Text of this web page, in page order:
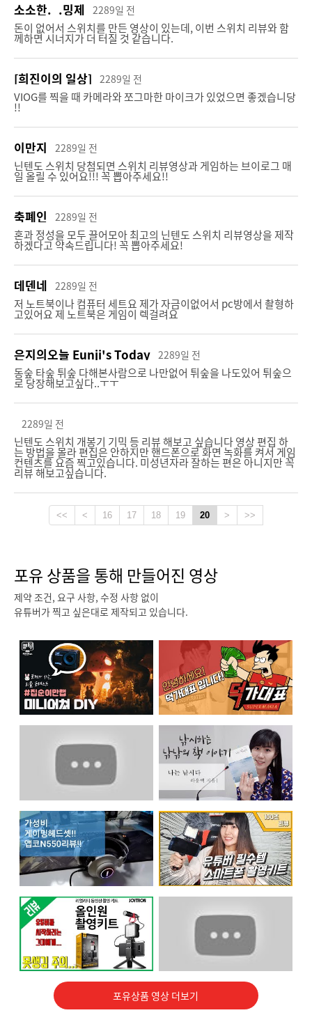
소니액션 FDR-X3000
크레브에서 제공하는 소니액션캠 FDR-X3000
9470 %
947
조이트론 ASMR 마이크
4900 %
청축 기계식키보드
프로페셔널 청축 기계식 키보드 JTMK-101 조이트론
980 %
유튜버를 위한 조이트론 스마트폰 올인원 촬영키트
2550 %
캠페인 종료
앱코 초경량 게이밍 헤드셋
930 %
93명 신청
캠페인 종료
로지텍 게이밍 마우스
1870 %
187명 신청
캠페인 종료
컴소닉 스탠드 마이크
2490 %
249명 신청
캠페인 종료
에어샾 스마트마스크
마스크가 필수인 요즘, 특별한 마스크 받아보세요.
566 %
51명 신청
캠페인 종료
로지텍 웹캠 C920
로지텍 웹캠 C920 PRO WEBCAM 받고 영상을 찍어주세요
2차로지텍 웹캠 C920
소소한._.밍제 2289일 전
돈이 없어서 스위치를 만든 영상이 있는데, 이번 스위치 리뷰와 함
께하면 시너지가 더 터질 것 같습니다.
[희진이의 일상] 2289일 전
VIOG를 찍을 때 카메라와 쪼그마한 마이크가 있었으면 좋겠습니당
!!
이만지 2289일 전
닌텐도 스위치 당첨되면 스위치 리뷰영상과 게임하는 브이로그 매
일 올릴 수 있어요!!! 꼭 뽑아주세요!!
축폐인 2289일 전
혼과 정성을 모두 끌어모아 최고의 닌텐도 스위치 리뷰영상을 제작
하겠다고 약속드립니다! 꼭 뽑아주세요!
데덴네 2289일 전
저 노트북이나 컴퓨터 세트요 제가 자금이없어서 pc방에서 촬형하
고있어요 제 노트북은 게임이 렉걸려요
은지의오늘 Eunji's Today 2289일 전
동숲 타숲 튀숲 다해본사람으로 나만없어 튀숲을 나도있어 튀숲으
로 당장해보고싶다..ㅜㅜ
2289일 전
닌텐도 스위치 개봉기 기믹 등 리뷰 해보고 싶습니다 영상 편집 하
는 방법을 몰라 편집은 안하지만 핸드폰으로 화면 녹화를 켜서 게임
컨텐츠를 요즘 찍고있습니다. 미성년자라 잘하는 편은 아니지만 꼭
리뷰 해보고싶습니다.
<< < 16 17 18 19 20 > >>
포유 상품을 통해 만들어진 영상
제약 조건, 요구 사항, 수정 사항 없이
유튜버가 찍고 싶은대로 제작되고 있습니다.
포유상품 영상 더보기